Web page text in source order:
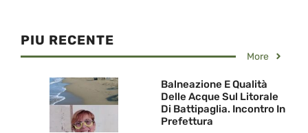
PIU RECENTE
More
Balneazione E Qualità
Delle Acque Sul Litorale
Di Battipaglia. Incontro In
Prefettura